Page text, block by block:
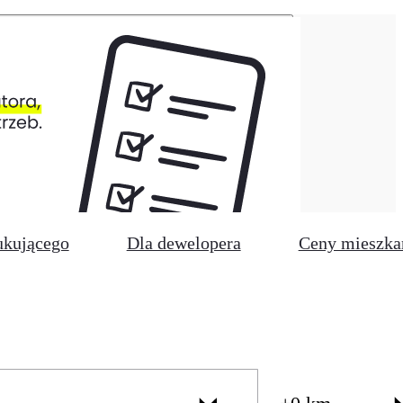
Dla dewelopera Ceny